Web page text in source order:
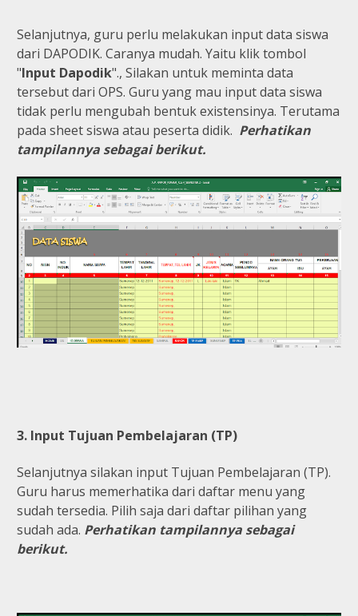
Selanjutnya, guru perlu melakukan input data siswa
dari DAPODIK. Caranya mudah. Yaitu klik tombol
"Input Dapodik"., Silakan untuk meminta data
tersebut dari OPS. Guru yang mau input data siswa
tidak perlu mengubah bentuk existensinya. Terutama
pada sheet siswa atau peserta didik. Perhatikan
tampilannya sebagai berikut.
3. Input Tujuan Pembelajaran (TP)
Selanjutnya silakan input Tujuan Pembelajaran (TP).
Guru harus memerhatika dari daftar menu yang
sudah tersedia. Pilih saja dari daftar pilihan yang
sudah ada. Perhatikan tampilannya sebagai
berikut.